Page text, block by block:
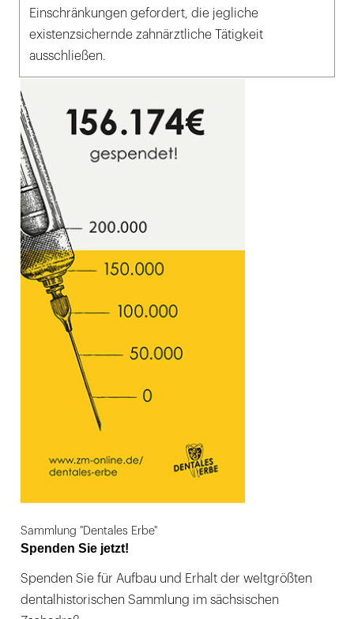
Einschränkungen gefordert, die jegliche
existenzsichernde zahnärztliche Tätigkeit
ausschließen.
Sammlung "Dentales Erbe"
Spenden Sie jetzt!
Spenden Sie für Aufbau und Erhalt der weltgrößten
dentalhistorischen Sammlung im sächsischen